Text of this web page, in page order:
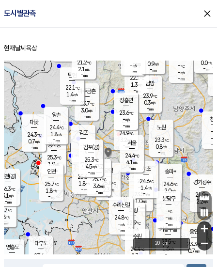
도시별관측 close
홈
현재날씨 육상
의도
℃
m/s
mm
영흥도
양주
22.1℃
1.3
-mm
과천
23.5℃
1.0m/s
- mm
용인
23.3℃
0.7m/s
경기광주
21.9℃
2.2m/s
-mm
대부도
23.6
경서동
25.3℃
1.9m/s
-mm
파주금촌
23.7℃
3.0m/s
-mm
-℃
-m/s
-mm
대곶
24.3℃
0.7m/s
-mm
창
-
-m/
-
탄현
22.1℃
1.4m/s
-mm
0.0m/s
-mm
의왕
22.9℃
0.7m/s
mm
김포
- ℃
-m/s
mm
광명
25.8 ℃
2.3 m/s
-mm
부천
25.6℃
1.8m/s
-mm
양촌
24.4℃
1.8m/s
-mm
구로
25.7℃
3.6m/s
-mm
은평
24.9℃
3.2 m/s
- mm
노원
23.3℃
0.8m/s
-mm
송파*
24.6℃
2.0m/s
-mm
서초
24.6℃
1.4m/s
-mm
남방
23.9℃
0.3m/s
-mm
기흥구갈
23.5℃
1.6m/s
-
수리산길
24.8℃
-m/s
-mm
분당구
-℃
-m/s
-mm
장흥면
23.6℃
-m/s
-mm
-m/s
-mm
인천(공)
26.3℃
3.1 m/s
-mm
김포(공)
25.3℃
4.5m/s
-mm
수원
24.4℃
2.7 m/s
인천
25.7℃
1.8m/s
-mm
서울
24.4℃
4.1 m/s
-mm
21.2℃
2.1 m/s
-mm
0.9m/s
-mm
+
−
20 km